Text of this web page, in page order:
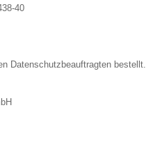
40
Datenschutzbeauftragten bestellt.